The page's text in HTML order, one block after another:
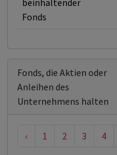
beinhaltender
Fonds
Fonds, die Aktien oder
Anleihen des
Unternehmens halten
‹ 1 2 3 4